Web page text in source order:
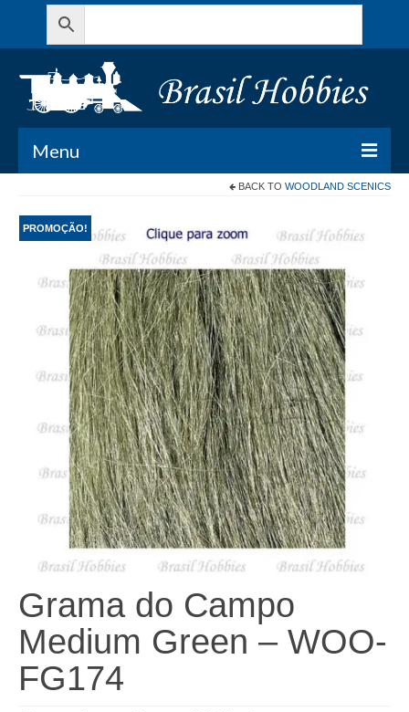
Menu
Meu Carrinho
Minha conta
Contato
BACK TO WOODLAND SCENICS
PROMOÇÃO!
Grama do Campo
Medium Green – WOO-
FG174